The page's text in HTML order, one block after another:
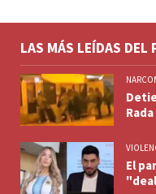
LAS MÁS LEÍDAS DEL
El